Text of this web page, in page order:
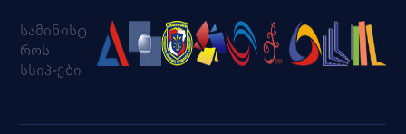
სამინისტ
როს
სსიპ-ები